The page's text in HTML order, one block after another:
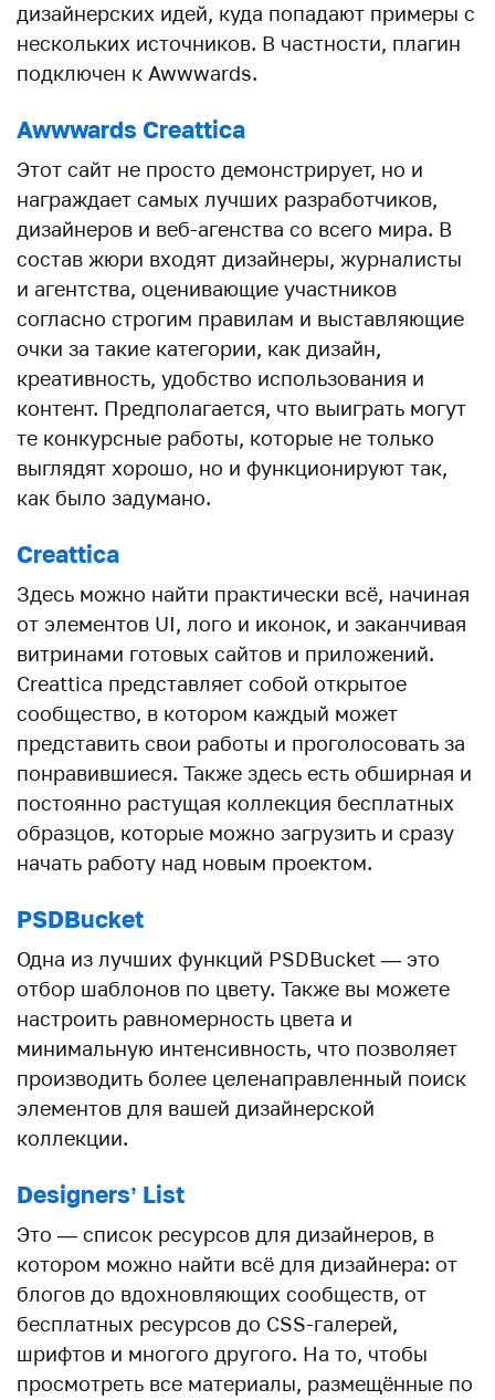
дизайнерских идей, куда попадают примеры с
нескольких источников. В частности, плагин
подключен к Awwwards.
Awwwards Creattica
Этот сайт не просто демонстрирует, но и
награждает самых лучших разработчиков,
дизайнеров и веб-агенства со всего мира. В
состав жюри входят дизайнеры, журналисты
и агентства, оценивающие участников
согласно строгим правилам и выставляющие
очки за такие категории, как дизайн,
креативность, удобство использования и
контент. Предполагается, что выиграть могут
те конкурсные работы, которые не только
выглядят хорошо, но и функционируют так,
как было задумано.
Creattica
Здесь можно найти практически всё, начиная
от элементов UI, лого и иконок, и заканчивая
витринами готовых сайтов и приложений.
Creattica представляет собой открытое
сообщество, в котором каждый может
представить свои работы и проголосовать за
понравившиеся. Также здесь есть обширная и
постоянно растущая коллекция бесплатных
образцов, которые можно загрузить и сразу
начать работу над новым проектом.
PSDBucket
Одна из лучших функций PSDBucket — это
отбор шаблонов по цвету. Также вы можете
настроить равномерность цвета и
минимальную интенсивность, что позволяет
производить более целенаправленный поиск
элементов для вашей дизайнерской
коллекции.
Designers’ List
Это — список ресурсов для дизайнеров, в
котором можно найти всё для дизайнера: от
блогов до вдохновляющих сообществ, от
бесплатных ресурсов до CSS-галерей,
шрифтов и многого другого. На то, чтобы
просмотреть все материалы, размещённые по